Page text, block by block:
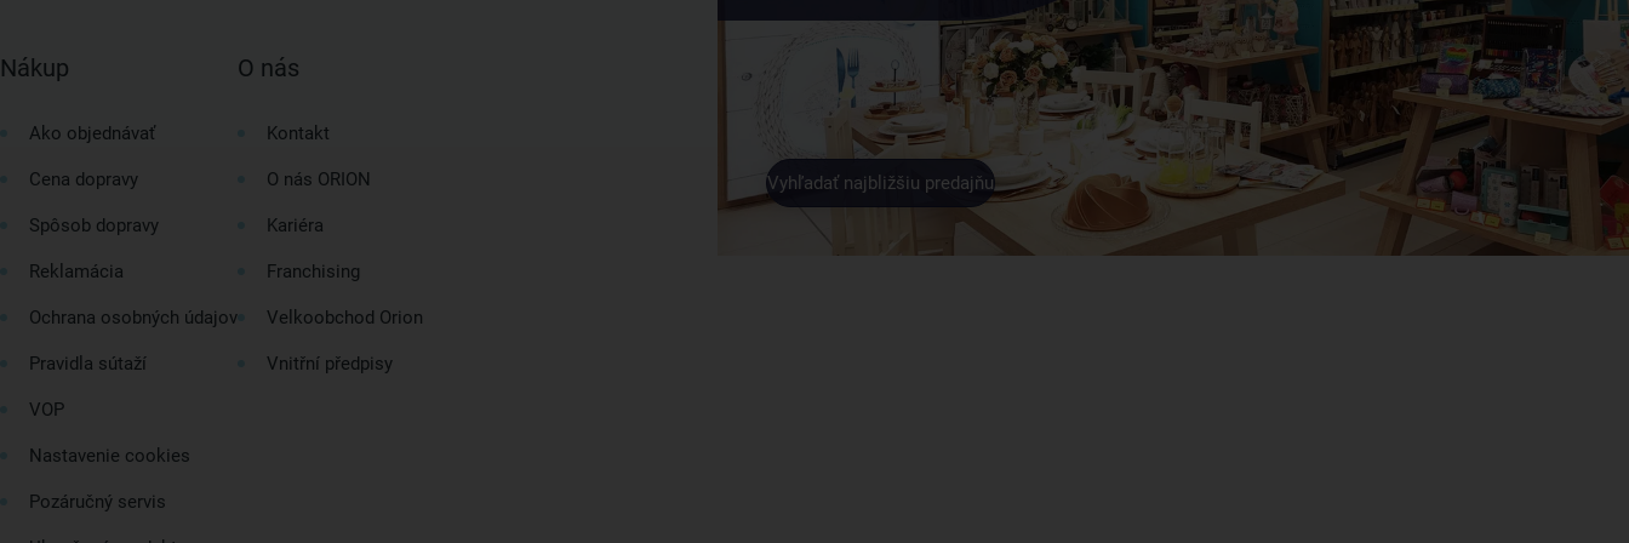
Vyhľadať najbližšiu predajňu
Nákup
Ako objednávať
Cena dopravy
Spôsob dopravy
Reklamácia
Ochrana osobných údajov
Pravidla sútaží
VOP
Nastavenie cookies
Pozáručný servis
O nás
Kontakt
O nás ORION
Kariéra
Franchising
Velkoobchod Orion
Vnitřní předpisy